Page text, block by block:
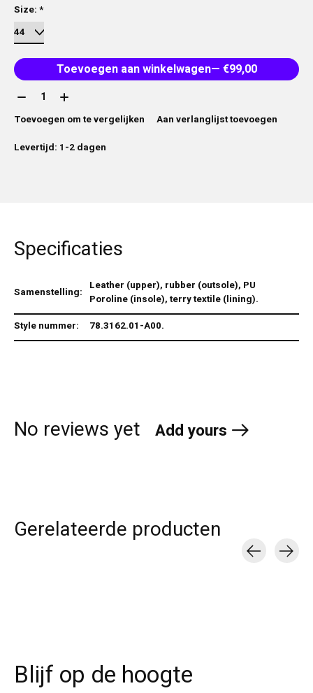
Size: *
Toevoegen aan winkelwagen
— €99,00
Aantal:
Toevoegen om te vergelijken
Aan verlanglijst toevoegen
Levertijd: 1-2 dagen
Specificaties
Samenstelling: Leather (upper), rubber (outsole), PU
Poroline (insole), terry textile (lining).
Style nummer:
78.3162.01-A00.
No reviews yet Add yours
Gerelateerde producten
Blijf op de hoogte